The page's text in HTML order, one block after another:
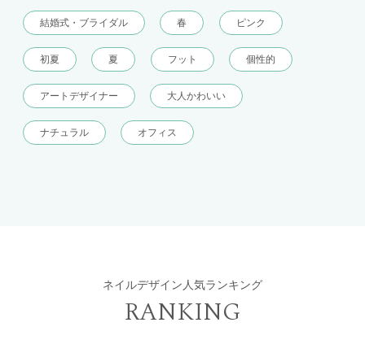
結婚式・ブライダル 春 ピンク
初夏 夏 フット 個性的
アートデザイナー 大人かわいい
ナチュラル オフィス
ネイルデザイン人気ランキング
RANKING